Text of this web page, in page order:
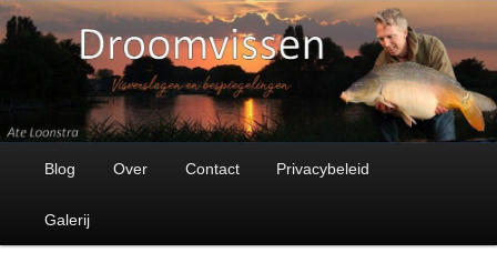
Droomvissen
Visverhalen en bespiegelingen
Spring
naar
Blog Over Contact Privacybeleid
Galerij